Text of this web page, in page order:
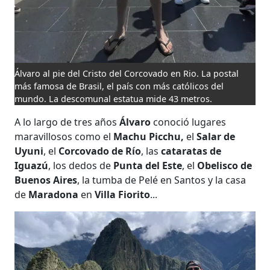
Álvaro al pie del Cristo del Corcovado en Rio. La postal
más famosa de Brasil, el país con más católicos del
mundo. La descomunal estatua mide 43 metros.
A lo largo de tres añosÁlvaro conoció lugares
maravillosos como el Machu Picchu, el Salar de
Uyuni, el Corcovado de Río, lascataratas de
Iguazú, los dedos de Punta del Este, el Obelisco de
Buenos Aires, la tumba de Pelé en Santos y la casa
de Maradona enVilla Fiorito...